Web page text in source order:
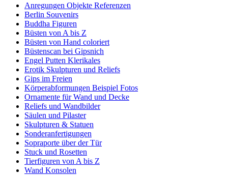
Anregungen Objekte Referenzen
Berlin Souvenirs
Buddha Figuren
Büsten von A bis Z
Büsten von Hand coloriert
Büstenscan bei Gipsnich
Engel Putten Klerikales
Erotik Skulpturen und Reliefs
Gips im Freien
Körperabformungen Beispiel Fotos
Ornamente für Wand und Decke
Reliefs und Wandbilder
Säulen und Pilaster
Skulpturen & Statuen
Sonderanfertigungen
Sopraporte über der Tür
Stuck und Rosetten
Tierfiguren von A bis Z
Wand Konsolen